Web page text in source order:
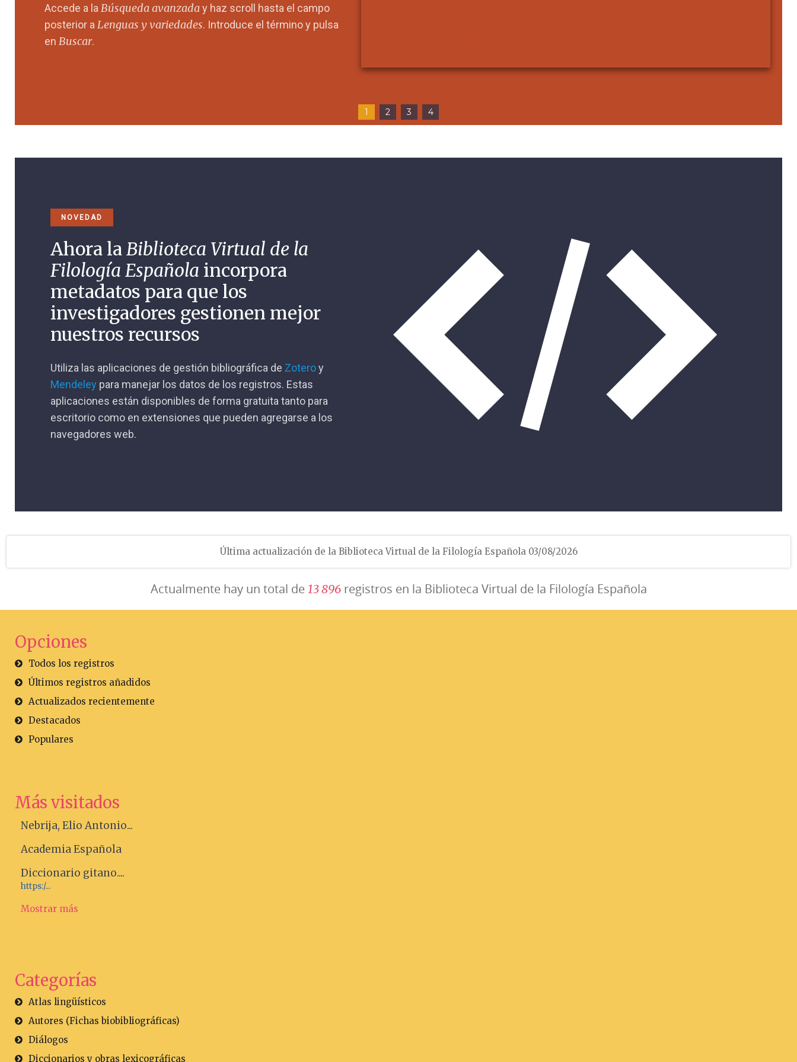
Accede a laBúsqueda avanzaday haz scroll hasta el campo
posterior aLenguas y variedades. Introduce el término y pulsa
en Buscar.
1 2 3 4
NOVEDAD
Ahora laBiblioteca Virtual de la
Filología Española incorpora
metadatos para que los
investigadores gestionen mejor
nuestros recursos
Utiliza las aplicaciones de gestión bibliográfica de Zoteroy
Mendeley para manejar los datos de los registros. Estas
aplicaciones están disponibles de forma gratuita tanto para
escritorio como en extensiones que pueden agregarse a los
navegadores web.
Última actualización de la Biblioteca Virtual de la Filología Española 03/08/2026
Actualmente hay un total de 13896registros en la Biblioteca Virtual de la Filología Española
Opciones
Todos los registros
Últimos registros añadidos
Actualizados recientemente
Destacados
Populares
Más visitados
Nebrija, Elio Antonio...
Academia Española
Diccionario gitano....
https:/...
Mostrar más
Categorías
Atlas lingüísticos
Autores (Fichas biobibliográficas)
Diálogos
Diccionarios y obras lexicográficas